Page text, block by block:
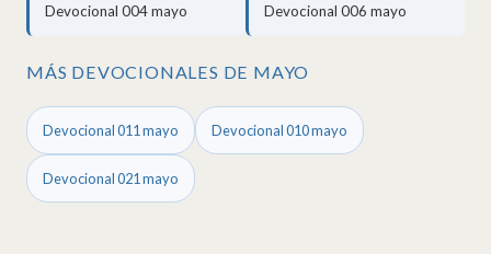
Devocional 004 mayo Devocional 006 mayo
MÁS DEVOCIONALES DE MAYO
Devocional 011 mayo Devocional 010 mayo
Devocional 021 mayo